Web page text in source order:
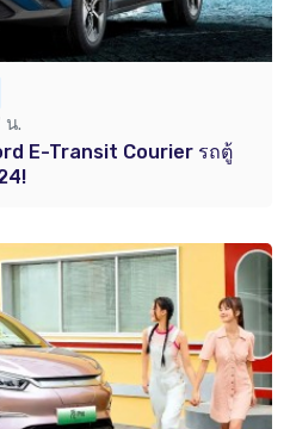
น.
E-Transit Courier รถตู้